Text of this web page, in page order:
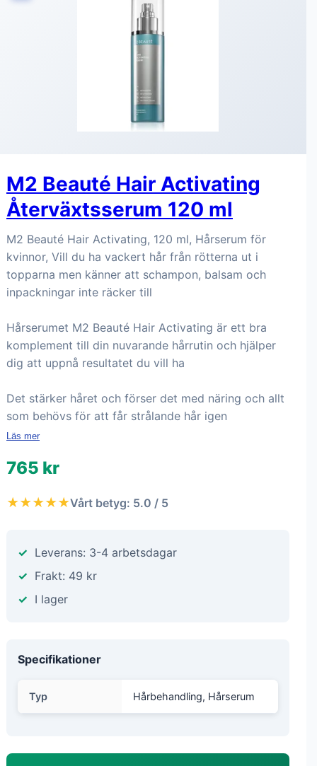
M2 Beauté Hair Activating
Återväxtsserum 120 ml
M2 Beauté Hair Activating, 120 ml, Hårserum för
kvinnor, Vill du ha vackert hår från rötterna ut i
topparna men känner att schampon, balsam och
inpackningar inte räcker till
Hårserumet M2 Beauté Hair Activating är ett bra
komplement till din nuvarande hårrutin och hjälper
dig att uppnå resultatet du vill ha
Det stärker håret och förser det med näring och allt
som behövs för att får strålande hår igen
Läs mer
765 kr
★★★★★Vårt betyg: 5.0 / 5
Leverans: 3-4 arbetsdagar
Frakt: 49 kr
I lager
Specifikationer
Typ Hårbehandling, Hårserum